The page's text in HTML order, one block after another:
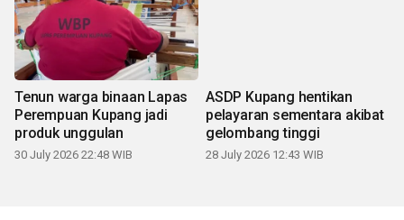
Tenun warga binaan Lapas
Perempuan Kupang jadi
produk unggulan
30 July 2026 22:48 WIB
ASDP Kupang hentikan
pelayaran sementara akibat
gelombang tinggi
28 July 2026 12:43 WIB